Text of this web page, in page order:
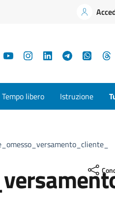
YouTubeInstagramLinkedInTelegram
Tempo libero Istruzione